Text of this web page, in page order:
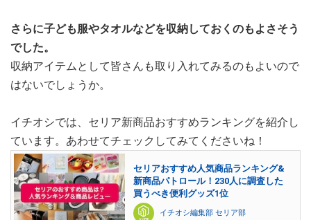
さらに子ども服やタオルなどを収納しておくのもよさそう
でした。
収納アイテムとして皆さんも取り入れてみるのもよいので
はないでしょうか。
イチオシでは、セリア新商品おすすめランキングを紹介し
ています。あわせてチェックしてみてくださいね！
セリアおすすめ人気商品ランキング&
新商品パトロール！230人に調査した
買うべき便利グッズ1位
イチオシ編集部 セリア部